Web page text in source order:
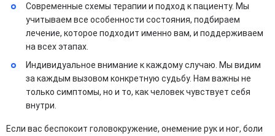
Современные схемы терапии и подход к пациенту. Мы
учитываем все особенности состояния, подбираем
лечение, которое подходит именно вам, и поддерживаем
на всех этапах.
Индивидуальное внимание к каждому случаю. Мы видим
за каждым вызовом конкретную судьбу. Нам важны не
только симптомы, но и то, как человек чувствует себя
внутри.
Если вас беспокоит головокружение, онемение рук и ног, боли